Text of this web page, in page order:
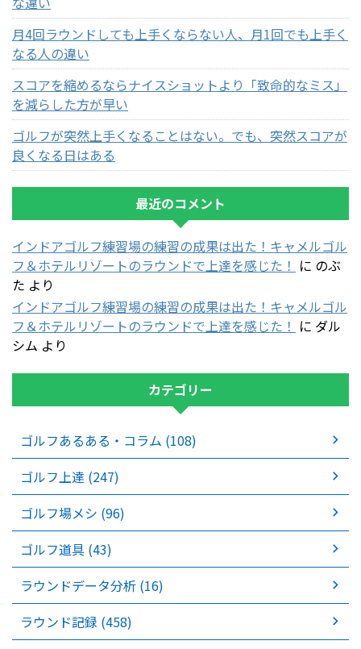
月4回ラウンドしても上手くならない人、月1回でも上手く
なる人の違い
スコアを縮めるならナイスショットより「致命的なミス」
を減らした方が早い
ゴルフが突然上手くなることはない。でも、突然スコアが
良くなる日はある
最近のコメント
インドアゴルフ練習場の練習の成果は出た！キャメルゴル
フ＆ホテルリゾートのラウンドで上達を感じた！ に のぶ
た より
インドアゴルフ練習場の練習の成果は出た！キャメルゴル
フ＆ホテルリゾートのラウンドで上達を感じた！ に ダル
シム より
カテゴリー
ゴルフあるある・コラム (108)
ゴルフ上達 (247)
ゴルフ場メシ (96)
ゴルフ道具 (43)
ラウンドデータ分析 (16)
ラウンド記録 (458)